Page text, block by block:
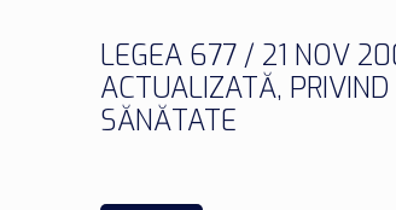
LEGEA 677 / 21 NOV
ACTUALIZATĂ,
SĂNĂTATE